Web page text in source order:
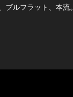
ブルフラット、本流。